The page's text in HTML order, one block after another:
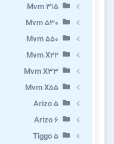
Mvm 315
Mvm 530
Mvm 550
Mvm X22
Mvm X33
Mvm X55
Arizo 5
Arizo 6
Tiggo 5